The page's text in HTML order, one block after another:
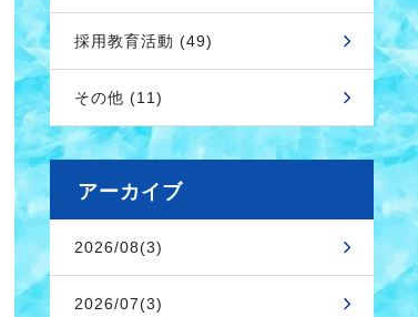
採用教育活動 (49)
その他 (11)
アーカイブ
2026/08(3)
2026/07(3)